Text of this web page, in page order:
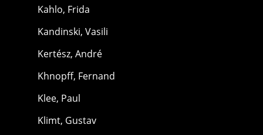
Kahlo, Frida
Kandinski, Vasili
Kertész, André
Khnopff, Fernand
Klee, Paul
Klimt, Gustav